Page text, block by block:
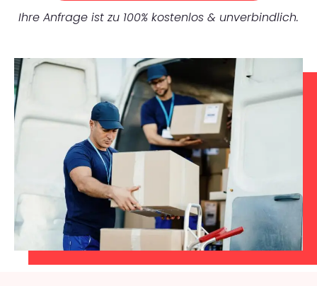
Ihre Anfrage ist zu 100% kostenlos & unverbindlich.